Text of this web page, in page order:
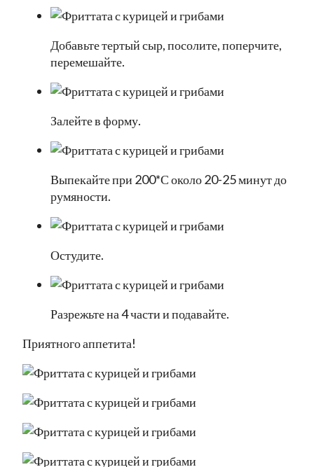
Добавьте тертый сыр, посолите, поперчите,
перемешайте.
Залейте в форму.
Выпекайте при 200*С около 20-25 минут до
румяности.
Остудите.
Разрежьте на 4 части и подавайте.
Приятного аппетита!